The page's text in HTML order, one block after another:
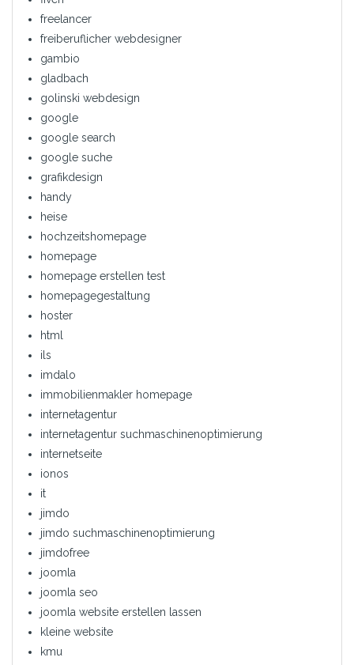
freelancer
freiberuflicher webdesigner
gambio
gladbach
golinski webdesign
google
google search
google suche
grafikdesign
handy
heise
hochzeitshomepage
homepage
homepage erstellen test
homepagegestaltung
hoster
html
ils
imdalo
immobilienmakler homepage
internetagentur
internetagentur suchmaschinenoptimierung
internetseite
ionos
it
jimdo
jimdo suchmaschinenoptimierung
jimdofree
joomla
joomla seo
joomla website erstellen lassen
kleine website
kmu